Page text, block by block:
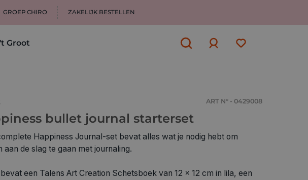
GROEP CHIRO ZAKELIJK BESTELLEN
Groot
ART N° - 0429008
bullet journal starterset
Happiness Journal-set bevat alles wat je nodig hebt om
aan de slag te gaan met journaling.
een Talens Art Creation Schetsboek van 12 x 12 cm in lila, een